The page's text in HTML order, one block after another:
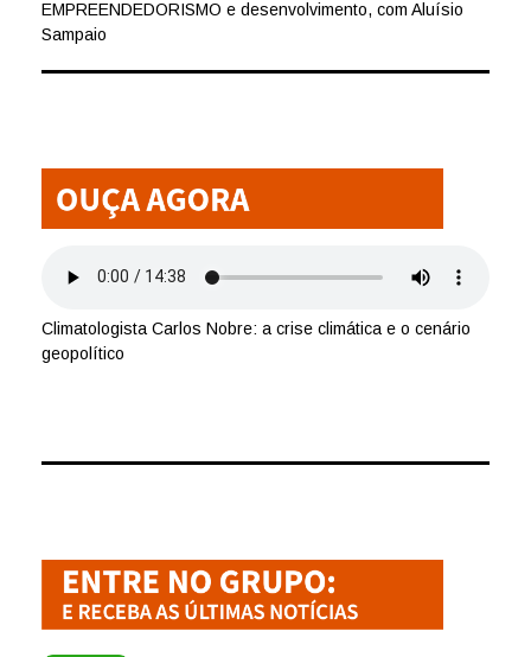
EMPREENDEDORISMO e desenvolvimento, com Aluísio
Sampaio
Climatologista Carlos Nobre: a crise climática e o cenário
geopolítico